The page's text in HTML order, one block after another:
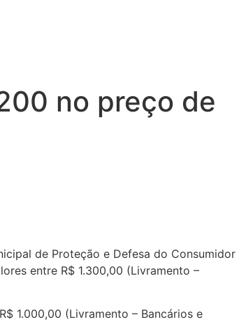
no preço de
de Proteção e Defesa do Consumidor
entre R$ 1.300,00 (Livramento –
1.000,00 (Livramento – Bancários e